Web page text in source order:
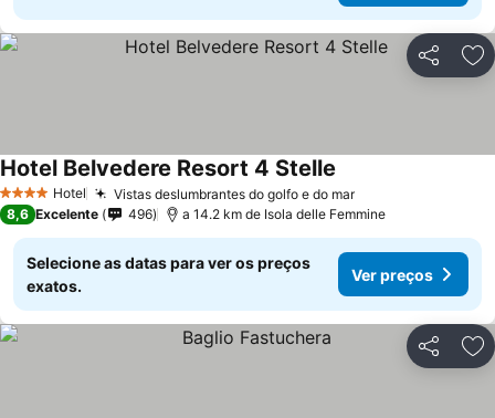
Partilhar
4 EstrelasHotel Vistas deslumbrantes do golfo e do mar
Hotel Belvedere Resort 4 Stelle
8,6 Excelente 496 a 14.2 km de Isola delle Femmine
Selecione as datas para ver os preços
exatos.
Ver preços
Partilhar